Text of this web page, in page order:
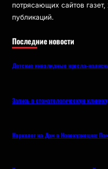
потрясающих сайтов
публикаций.
Последние новости
Детские инвалидные кресла-
Запись в стоматологическую клинику
Нарколог на Дом в Новокузнецке: